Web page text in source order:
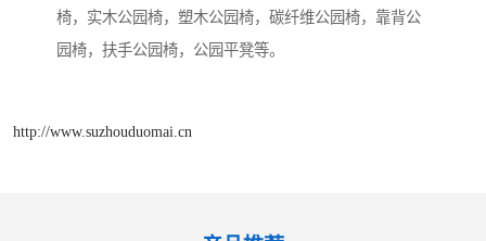
椅，实木公园椅，塑木公园椅，碳纤维公园椅，靠背公
园椅，扶手公园椅，公园平凳等。
http://www.suzhouduomai.cn